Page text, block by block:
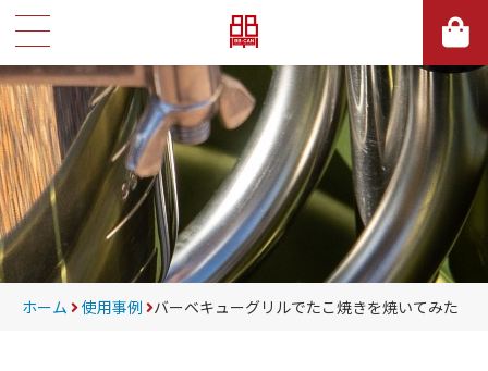
ホーム 使用事例 バーベキューグリルでたこ焼きを焼いてみた